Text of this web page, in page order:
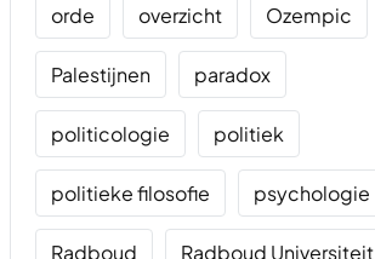
orde overzicht Ozempic
Palestijnen paradox
politicologie politiek
politieke filosofie psychologie
Radboud Radboud Universiteit